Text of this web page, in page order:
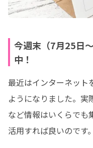
今週末（7月25日
中！
最近はインターネット
ようになりました。実
など情報はいくらでも
活用すれば良いのです